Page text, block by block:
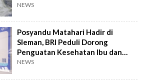
NEWS
Posyandu Matahari Hadir di
Sleman, BRI Peduli Dorong
Penguatan Kesehatan Ibu dan
Anak
NEWS